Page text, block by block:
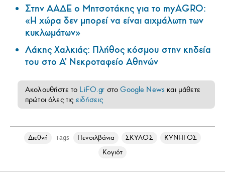
Στην ΑΑΔΕ ο Μητσοτάκης για το myAGRO:
«Η χώρα δεν μπορεί να είναι αιχμάλωτη των
κυκλωμάτων»
Λάκης Χαλκιάς: Πλήθος κόσμου στην κηδεία
του στο Α' Νεκροταφείο Αθηνών
Ακολουθήστε το LiFO.gr στοGoogle News και μάθετε
πρώτοι όλες τις ειδήσεις
Διεθνή Tags Πενσιλβάνια ΣΚΥΛΟΣ
ΚΥΝΗΓΟΣ
Κογιότ